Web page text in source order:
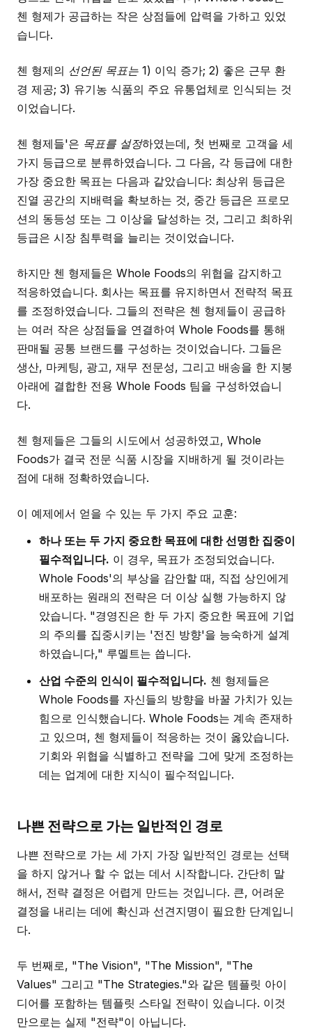
첸 형제가 공급하는 작은 상점들에 압력을 가하고 있었
습니다.
첸 형제의 선언된 목표는 1) 이익 증가; 2) 좋은 근무 환
경 제공; 3) 유기농 식품의 주요 유통업체로 인식되는 것
이었습니다.
첸 형제들'은 목표를 설정하였는데, 첫 번째로 고객을 세
가지 등급으로 분류하였습니다. 그 다음, 각 등급에 대한
가장 중요한 목표는 다음과 같았습니다: 최상위 등급은
진열 공간의 지배력을 확보하는 것, 중간 등급은 프로모
션의 동등성 또는 그 이상을 달성하는 것, 그리고 최하위
등급은 시장 침투력을 늘리는 것이었습니다.
하지만 첸 형제들은 Whole Foods의 위협을 감지하고
적응하였습니다. 회사는 목표를 유지하면서 전략적 목표
를 조정하였습니다. 그들의 전략은 첸 형제들이 공급하
는 여러 작은 상점들을 연결하여 Whole Foods를 통해
판매될 공통 브랜드를 구성하는 것이었습니다. 그들은
생산, 마케팅, 광고, 재무 전문성, 그리고 배송을 한 지붕
아래에 결합한 전용 Whole Foods 팀을 구성하였습니
다.
첸 형제들은 그들의 시도에서 성공하였고, Whole
Foods가 결국 전문 식품 시장을 지배하게 될 것이라는
점에 대해 정확하였습니다.
이 예제에서 얻을 수 있는 두 가지 주요 교훈:
하나 또는 두 가지 중요한 목표에 대한 선명한 집중이
필수적입니다. 이 경우, 목표가 조정되었습니다.
Whole Foods'의 부상을 감안할 때, 직접 상인에게
배포하는 원래의 전략은 더 이상 실행 가능하지 않
았습니다. "경영진은 한 두 가지 중요한 목표에 기업
의 주의를 집중시키는 '전진 방향'을 능숙하게 설계
하였습니다," 루멜트는 씁니다.
산업 수준의 인식이 필수적입니다. 첸 형제들은
Whole Foods를 자신들의 방향을 바꿀 가치가 있는
힘으로 인식했습니다. Whole Foods는 계속 존재하
고 있으며, 첸 형제들이 적응하는 것이 옳았습니다.
기회와 위협을 식별하고 전략을 그에 맞게 조정하는
데는 업계에 대한 지식이 필수적입니다.
나쁜 전략으로 가는 일반적인 경로
나쁜 전략으로 가는 세 가지 가장 일반적인 경로는 선택
을 하지 않거나 할 수 없는 데서 시작합니다. 간단히 말
해서, 전략 결정은 어렵게 만드는 것입니다. 큰, 어려운
결정을 내리는 데에 확신과 선견지명이 필요한 단계입니
다.
두 번째로, "The Vision", "The Mission", "The
Values" 그리고 "The Strategies."와 같은 템플릿 아이
디어를 포함하는 템플릿 스타일 전략이 있습니다. 이것
만으로는 실제 "전략"이 아닙니다.